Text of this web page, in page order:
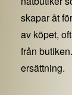
skapar åt
av köpet,
från
ersättning.